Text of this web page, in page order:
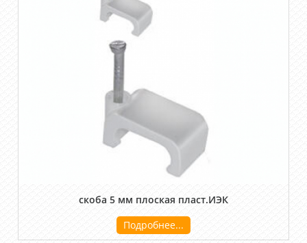
скоба 5 мм плоская пласт.ИЭК
Подробнее...